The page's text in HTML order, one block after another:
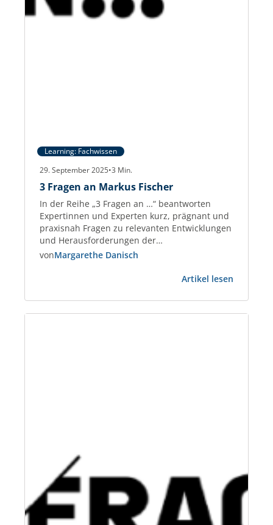
Learning: Fachwissen
29. September 2025•3 Min.
3 Fragen an Markus Fischer
In der Reihe „3 Fragen an …“ beantworten
Expertinnen und Experten kurz, prägnant und
praxisnah Fragen zu relevanten Entwicklungen
und Herausforderungen der
Gewerbeimmobilien-Branche. Markus Fischer
taskforce – Management on Demand AG und
PropTechs. Zuvor war er 25 Jahre im
Management, u. a. bei PATRIZIA.…
vonMargarethe Danisch
Artikel lesen
Fragen
an